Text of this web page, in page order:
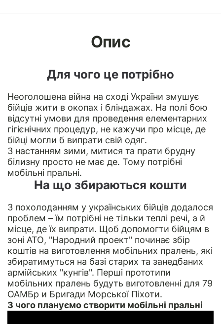
Опис
Для чого це потрібно
Неоголошена війна на сході України змушує
бійців жити в окопах і бліндажах. На полі бою
відсутні умови для проведення елементарних
гігієнічних процедур, не кажучи про місце, де
бійці могли б випрати свій одяг.
З настанням зими, митися та прати брудну
білизну просто не має де. Тому потрібні
мобільні пральні.
На що збираються кошти
З похолоданням у українських бійців додалося
проблем – їм потрібні не тільки теплі речі, а й
місце, де їх випрати. Щоб допомогти бійцям в
зоні АТО, "Народний проект" починає збір
коштів на виготовлення мобільних пралень, які
збиратимуться на базі старих та занедбаних
армійських "кунгів". Перші прототипи
мобільних пралень будуть виготовленні для 79
ОАМБр и Бригади Морської Піхоти.
З чого плануємо створити мобільні пральні